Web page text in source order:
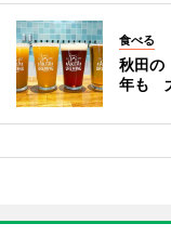
食べる
秋田の
年も